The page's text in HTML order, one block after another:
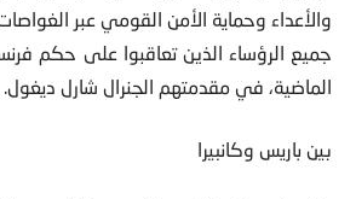
والأعداء وحماية الأمن القومي عبر
جميع الرؤساء الذين تعاقبوا على حكم
الماضية، في مقدمتهم الجنرال شارل ديغول.
بين باريس وكانبيرا